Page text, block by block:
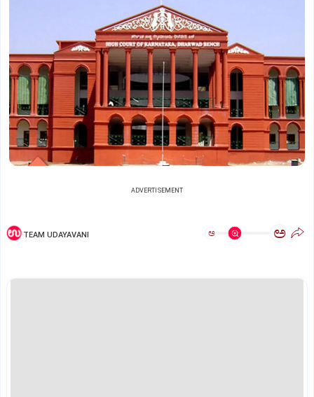
ADVERTISEMENT
TEAM UDAYAVANI ಅ ಅ